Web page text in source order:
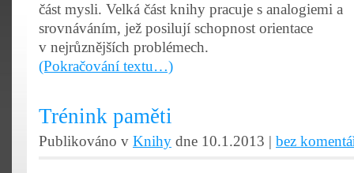
část mysli. Velká část knihy pracuje s analogiemi a
srovnáváním, jež posilují schopnost orientace
v nejrůznějších problémech.
(Pokračování textu…)
Trénink paměti
Publikováno v Knihy dne 10.1.2013 | bez